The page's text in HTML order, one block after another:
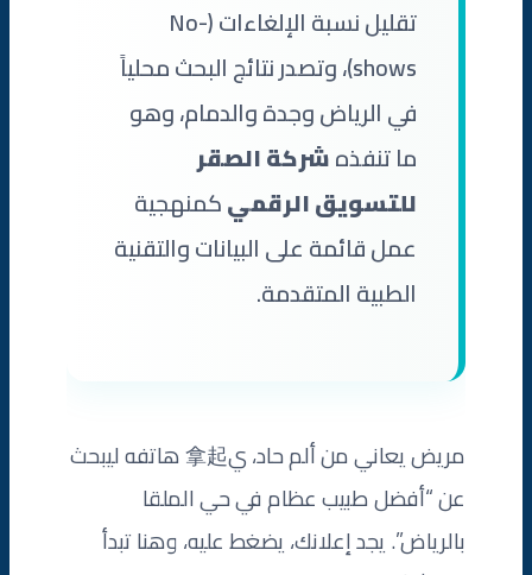
تقليل نسبة الإلغاءات (No-
shows)، وتصدر نتائج البحث محلياً
في الرياض وجدة والدمام، وهو
ما تنفذهشركة الصقر
للتسويق الرقميكمنهجية
عمل قائمة على البيانات والتقنية
الطبية المتقدمة.
مريض يعاني من ألم حاد، ي拿起 هاتفه ليبحث
عن “أفضل طبيب عظام في حي الملقا
بالرياض”. يجد إعلانك، يضغط عليه، وهنا تبدأ